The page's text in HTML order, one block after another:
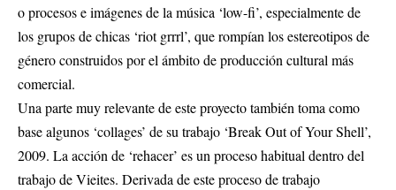
o procesos e imágenes de la música ‘low-fi’, especialmente de
los grupos de chicas ‘riot grrrl’, que rompían los estereotipos de
género construidos por el ámbito de producción cultural más
comercial.
Una parte muy relevante de este proyecto también toma como
base algunos ‘collages’ de su trabajo ‘Break Out of Your Shell’,
2009. La acción de ‘rehacer’ es un proceso habitual dentro del
trabajo de Vieites. Derivada de este proceso de trabajo